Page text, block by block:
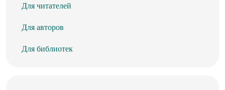
Для читателей
Для авторов
Для библиотек